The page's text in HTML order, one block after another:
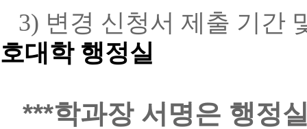
3) 변경 신청서 제출 기간
호대학 행정실
***학과장 서명은 행정